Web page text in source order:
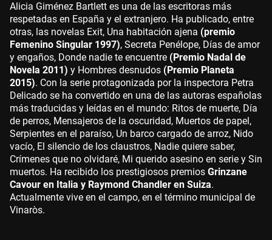
Alicia Giménez Bartlett es una de las escritoras más
respetadas en España y el extranjero. Ha publicado, entre
otras, las novelas Exit, Una habitación ajena (premio
Femenino Singular 1997), Secreta Penélope, Días de amor
y engaños, Donde nadie te encuentre (Premio Nadal de
Novela 2011) y Hombres desnudos (Premio Planeta
2015). Con la serie protagonizada por la inspectora Petra
Delicado se ha convertido en una de las autoras españolas
más traducidas y leídas en el mundo: Ritos de muerte, Día
de perros, Mensajeros de la oscuridad, Muertos de papel,
Serpientes en el paraíso, Un barco cargado de arroz, Nido
vacío, El silencio de los claustros, Nadie quiere saber,
Crímenes que no olvidaré, Mi querido asesino en serie y Sin
muertos. Ha recibido los prestigiosos premios Grinzane
Cavour en Italia y Raymond Chandler en Suiza.
Actualmente vive en el campo, en el término municipal de
Vinaròs.